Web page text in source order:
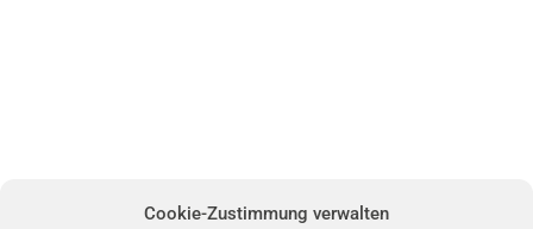
Cookie-Zustimmung verwalten